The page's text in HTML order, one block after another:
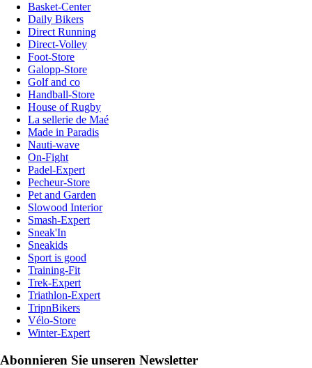
Basket-Center
Daily Bikers
Direct Running
Direct-Volley
Foot-Store
Galopp-Store
Golf and co
Handball-Store
House of Rugby
La sellerie de Maé
Made in Paradis
Nauti-wave
On-Fight
Padel-Expert
Pecheur-Store
Pet and Garden
Slowood Interior
Smash-Expert
Sneak'In
Sneakids
Sport is good
Training-Fit
Trek-Expert
Triathlon-Expert
TripnBikers
Vélo-Store
Winter-Expert
Abonnieren Sie unseren Newsletter